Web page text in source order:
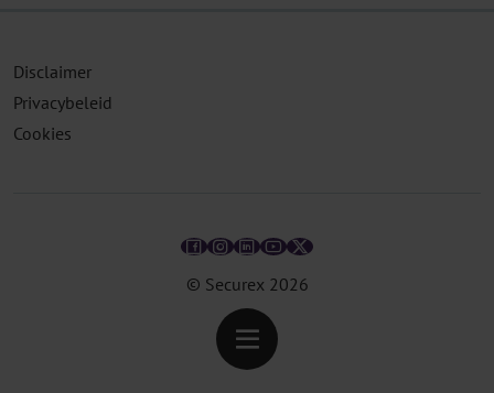
© Securex 2026
Disclaimer
Privacybeleid
Cookies